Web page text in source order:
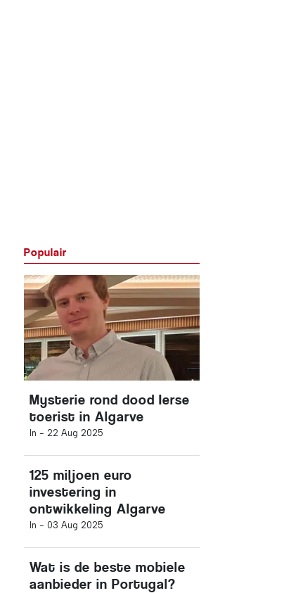
Populair
Mysterie rond dood Ierse
toerist in Algarve
In - 22 Aug 2025
125 miljoen euro
investering in
ontwikkeling Algarve
In - 03 Aug 2025
Wat is de beste mobiele
aanbieder in Portugal?